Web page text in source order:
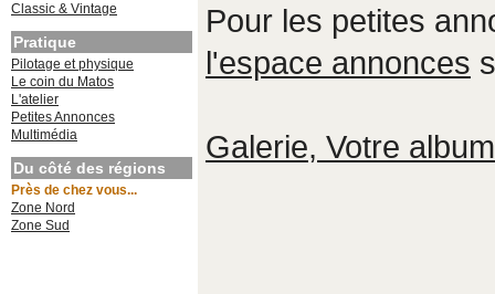
Classic & Vintage
Pratique
Pilotage et physique
Le coin du Matos
L'atelier
Petites Annonces
Multimédia
Du côté des régions
Près de chez vous...
Zone Nord
Zone Sud
Pour les petites
l'espace annonces
Galerie, Votre